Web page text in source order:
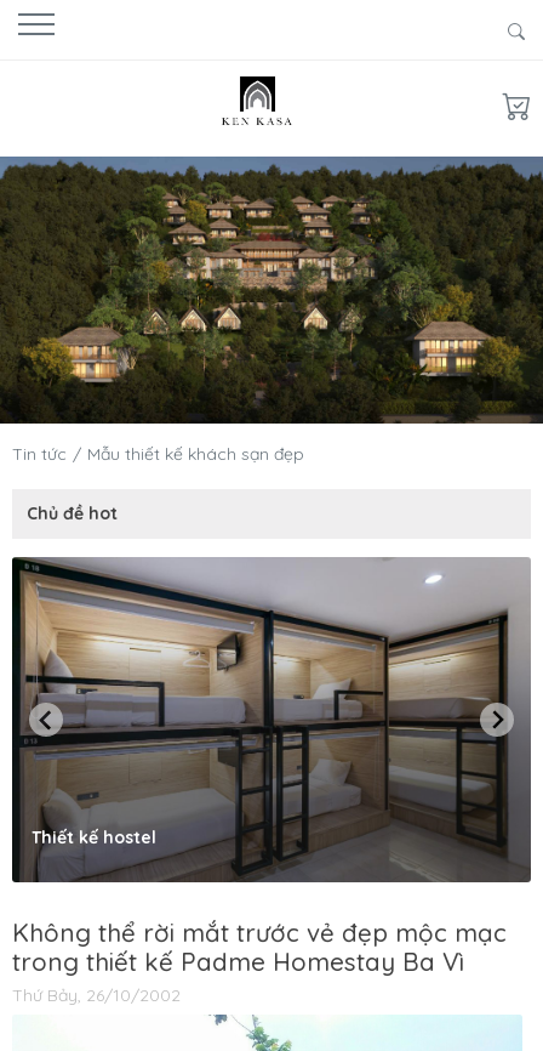
Tin tức Mẫu thiết kế khách sạn đẹp
Chủ đề hot
Thiết kế hostel
Không thể rời mắt trước vẻ đẹp mộc mạc
trong thiết kế Padme Homestay Ba Vì
Thứ Bảy, 26/10/2002